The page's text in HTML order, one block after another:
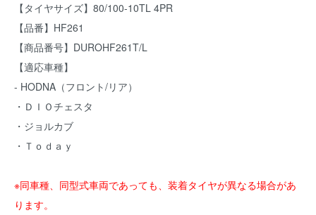
【タイヤサイズ】80/100-10TL 4PR
【品番】HF261
【商品番号】DUROHF261T/L
【適応車種】
- HODNA（フロント/リア）
・ＤＩＯチェスタ
・ジョルカブ
・Ｔｏｄａｙ
※同車種、同型式車両であっても、装着タイヤが異なる場合があ
ります。